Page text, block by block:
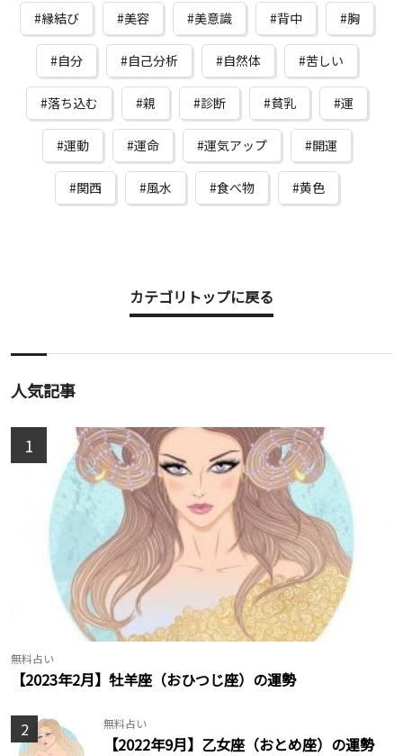
縁結び 美容 美意識 背中 胸
自分 自己分析 自然体 苦しい
落ち込む 親 診断 貧乳 運
運動 運命 運気アップ 開運
関西 風水 食べ物 黄色
カテゴリトップに戻る
人気記事
1
無料占い
【2023年2月】牡羊座（おひつじ座）の運勢
2 無料占い
【2022年9月】乙女座（おとめ座）の運勢